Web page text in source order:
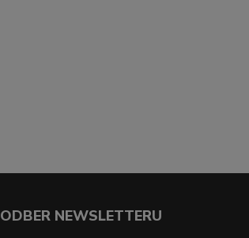
ODBER NEWSLETTERU